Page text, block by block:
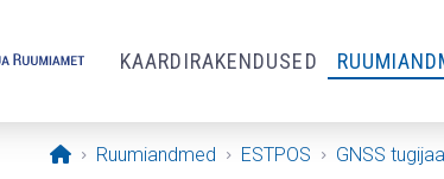
KAARDIRAKENDUSED
Avaleht
Ruumiandmed ESTPOS GNSS